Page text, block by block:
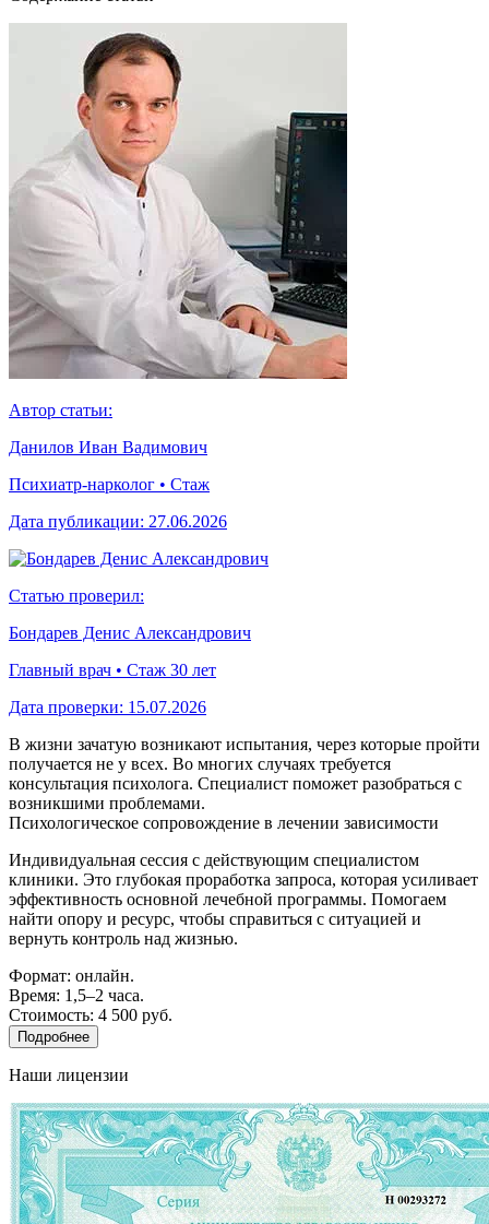
Автор статьи:
Данилов Иван Вадимович
Психиатр-нарколог • Стаж
Дата публикации: 27.06.2026
Статью проверил:
Бондарев Денис Александрович
Главный врач • Стаж 30 лет
Дата проверки: 15.07.2026
В жизни зачатую возникают испытания, через которые пройти
получается не у всех. Во многих случаях требуется
консультация психолога. Специалист поможет разобраться с
возникшими проблемами.
Психологическое сопровождение в лечении зависимости
Индивидуальная сессия с действующим специалистом
клиники. Это глубокая проработка запроса, которая усиливает
эффективность основной лечебной программы. Помогаем
найти опору и ресурс, чтобы справиться с ситуацией и
вернуть контроль над жизнью.
Формат: онлайн.
Время: 1,5–2 часа.
Стоимость: 4 500 руб.
Подробнее
Наши лицензии